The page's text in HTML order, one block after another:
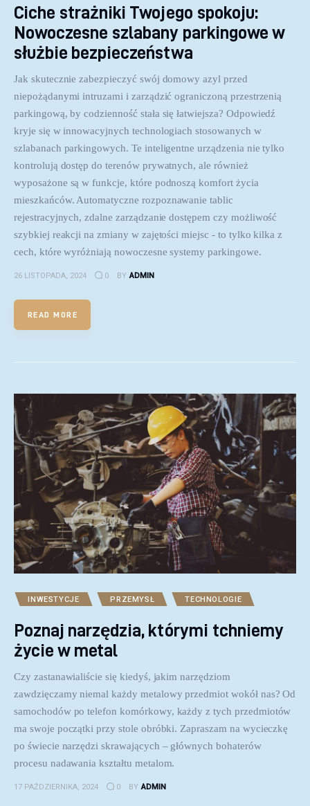
Ciche strażniki Twojego spokoju:
Nowoczesne szlabany parkingowe w
służbie bezpieczeństwa
Jak skutecznie zabezpieczyć swój domowy azyl przed
niepożądanymi intruzami i zarządzić ograniczoną przestrzenią
parkingową, by codzienność stała się łatwiejsza? Odpowiedź
kryje się w innowacyjnych technologiach stosowanych w
szlabanach parkingowych. Te inteligentne urządzenia nie tylko
kontrolują dostęp do terenów prywatnych, ale również
wyposażone są w funkcje, które podnoszą komfort życia
mieszkańców. Automatyczne rozpoznawanie tablic
rejestracyjnych, zdalne zarządzanie dostępem czy możliwość
szybkiej reakcji na zmiany w zajętości miejsc - to tylko kilka z
cech, które wyróżniają nowoczesne systemy parkingowe.
26 LISTOPADA, 2024 0 BY ADMIN
READ MORE
INWESTYCJE PRZEMYSŁ TECHNOLOGIE
Poznaj narzędzia, którymi tchniemy
życie w metal
Czy zastanawialiście się kiedyś, jakim narzędziom
zawdzięczamy niemal każdy metalowy przedmiot wokół nas? Od
samochodów po telefon komórkowy, każdy z tych przedmiotów
ma swoje początki przy stole obróbki. Zapraszam na wycieczkę
po świecie narzędzi skrawających – głównych bohaterów
procesu nadawania kształtu metalom.
17 PAŹDZIERNIKA, 2024 0 BY ADMIN